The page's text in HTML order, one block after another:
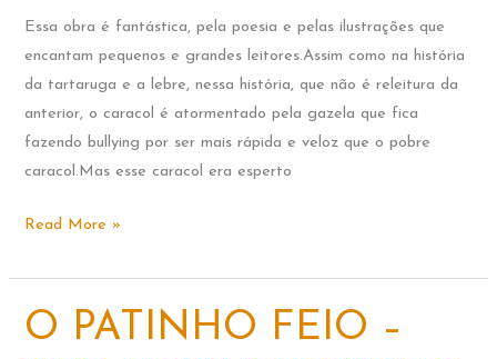
Essa obra é fantástica, pela poesia e pelas ilustrações que
encantam pequenos e grandes leitores.Assim como na história
da tartaruga e a lebre, nessa história, que não é releitura da
anterior, o caracol é atormentado pela gazela que fica
fazendo bullying por ser mais rápida e veloz que o pobre
caracol.Mas esse caracol era esperto
A
E
O
CARACOL
Read More »
O PATINHO FEIO –